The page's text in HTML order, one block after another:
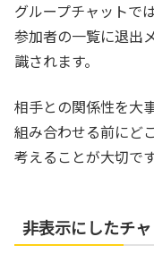
グループチャットで
参加者の一覧に退出
識されます。
相手との関係性を大
組み合わせる前にど
考えることが大切です
非表示にしたチ